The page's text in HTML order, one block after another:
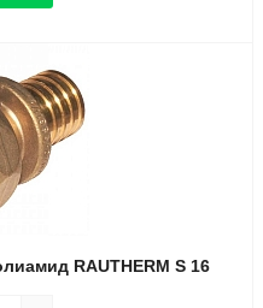
RAUTHERM S 16